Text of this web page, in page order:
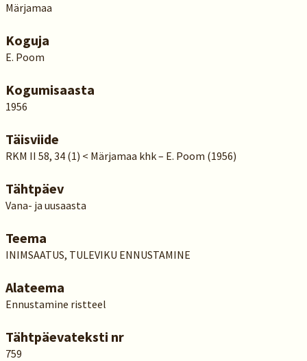
Märjamaa
Koguja
E. Poom
Kogumisaasta
1956
Täisviide
RKM II 58, 34 (1) < Märjamaa khk – E. Poom (1956)
Tähtpäev
Vana- ja uusaasta
Teema
INIMSAATUS, TULEVIKU ENNUSTAMINE
Alateema
Ennustamine ristteel
Tähtpäevateksti nr
759